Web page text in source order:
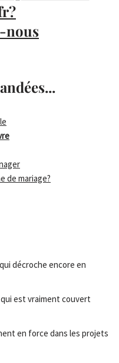
nous
de mariage?
décroche encore en
est vraiment couvert
en force dans les projets